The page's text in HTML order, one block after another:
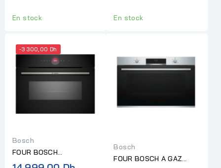
En stock En stock
-3 300,00 Dh
Bosch
FOUR BOSCH
ENCASTRABLE SERIE 8
Bosch
FOUR BOSCH A GAZ